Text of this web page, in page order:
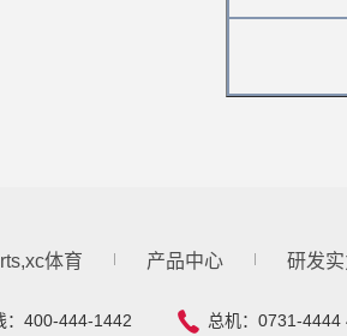
体育 产品中心 研发
：400-444-1442
总机：0731-4444